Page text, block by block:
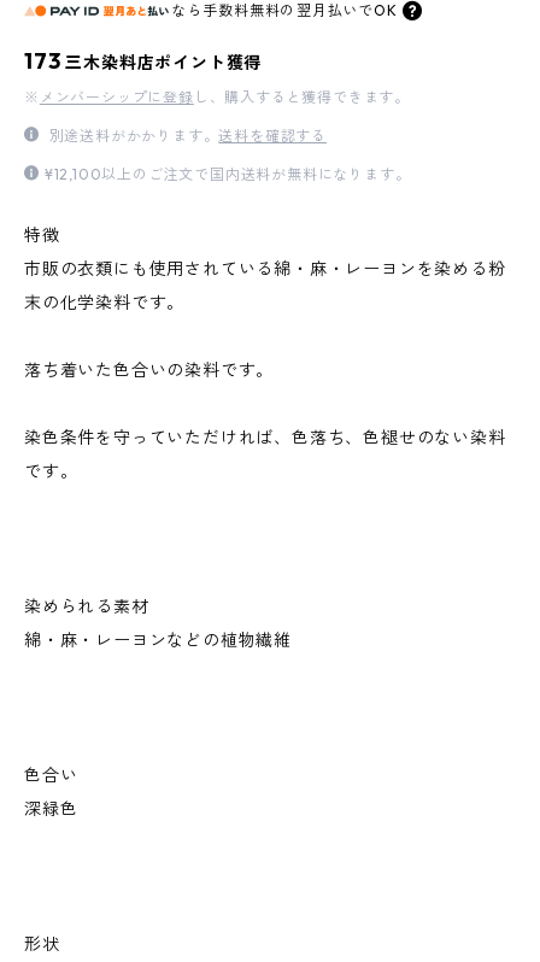
なら 手数料無料の 翌月払いでOK
173 三木染料店ポイント獲得
※ メンバーシップに登録 し、購入すると獲得できます。
別途送料がかかります。送料を確認する
¥12,100以上のご注文で国内送料が無料になります。
特徴
市販の衣類にも使用されている綿・麻・レーヨンを染める粉
末の化学染料です。
落ち着いた色合いの染料です。
染色条件を守っていただければ、色落ち、色褪せのない染料
です。
染められる素材
綿・麻・レーヨンなどの植物繊維
色合い
深緑色
形状